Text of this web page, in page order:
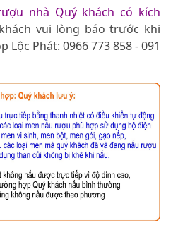
nhà Quý khách có kích
vui lòng báo trước khi
Lộc Phát: 0966 773 858 - 091